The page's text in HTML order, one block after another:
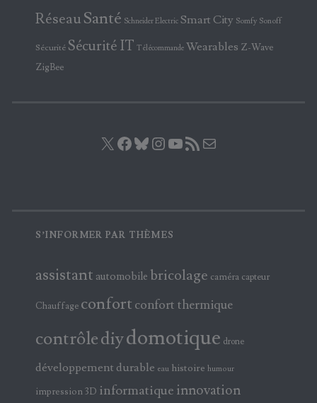
RéseauSanté Schneider Electric Smart City Somfy Sonoff
Sécurité Sécurité IT Télécommande Wearables Z-Wave
ZigBee
X Facebook
Bluesky
Instagram
YouTube
Flux RSS
S’INFORMER PAR THÈMES
assistant automobile bricolage caméra capteur
Chauffage confort confort thermique
contrôlediydomotique drone
développement durable eau histoire humour
impression 3D informatique innovation